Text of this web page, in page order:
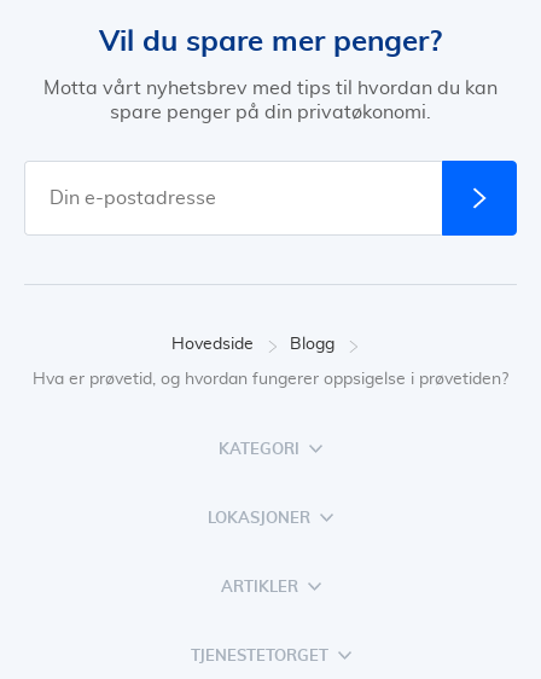
Vil du spare mer penger?
Motta vårt nyhetsbrev med tips til hvordan du kan
spare penger på din privatøkonomi.
Hovedside Blogg
Hva er prøvetid, og hvordan fungerer oppsigelse i prøvetiden?
KATEGORI
LOKASJONER
ARTIKLER
TJENESTETORGET